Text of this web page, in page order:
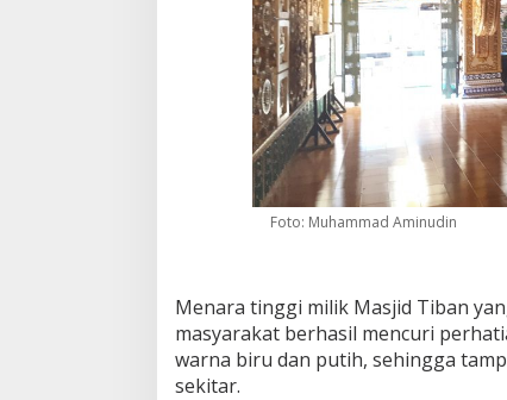
Foto: Muhammad Aminudin
Menara tinggi milik Masjid Tiban
masyarakat berhasil mencuri
warna biru dan putih, sehingga
sekitar.